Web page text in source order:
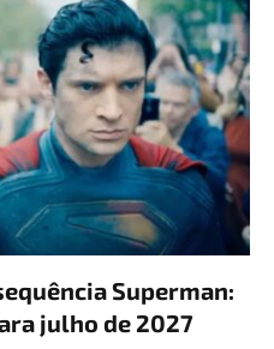
Superman:
julho de 2027